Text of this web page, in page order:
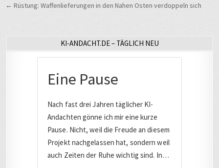
← Rüstung: Waffenlieferungen in den Nahen Osten verdoppeln sich
KI-ANDACHT.DE – TÄGLICH NEU